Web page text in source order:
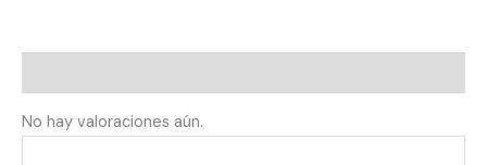
No hay valoraciones aún.